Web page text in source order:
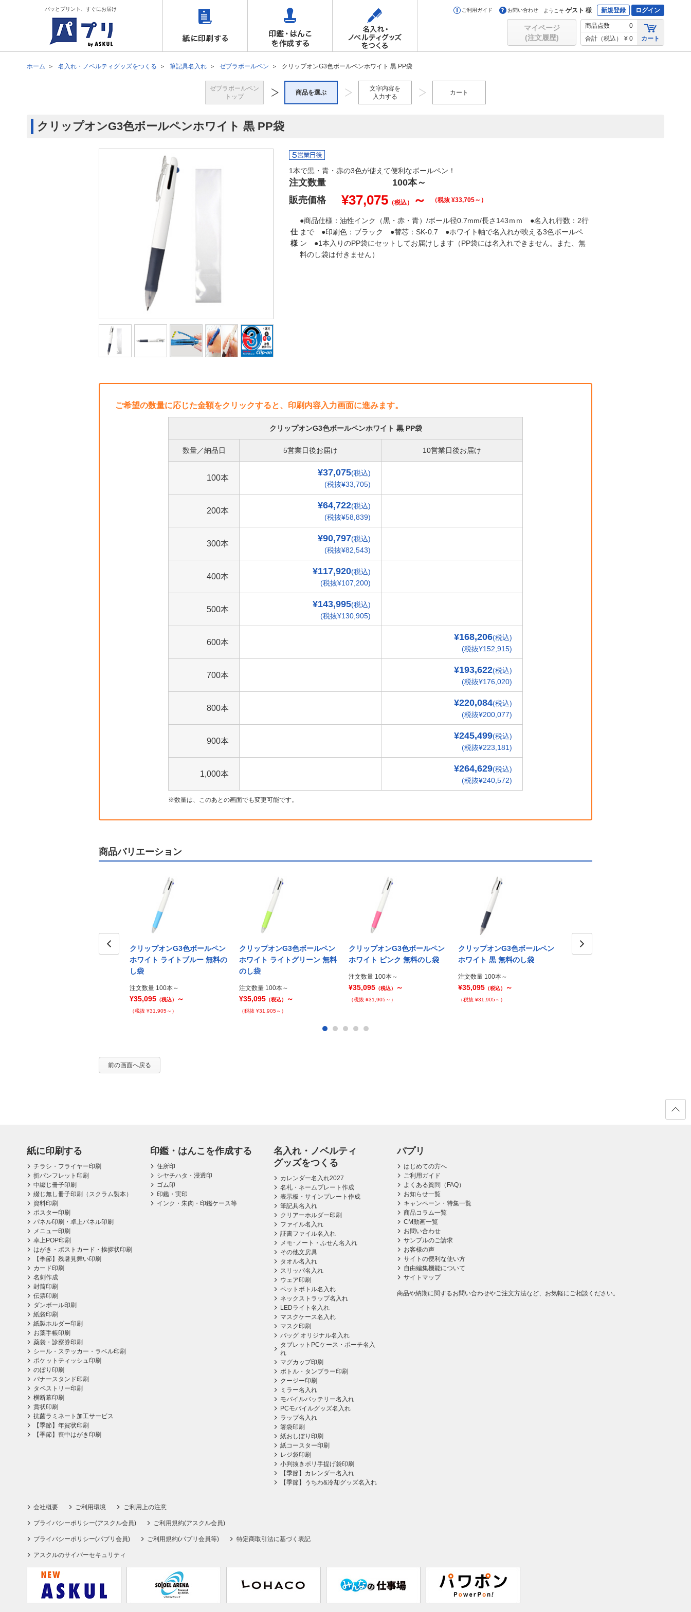
パッとプリント、すぐにお届け ご利用ガイド お問い合わせ ようこそ ゲスト 様 新規登録 ログイン
マイページ
(注文履歴)
商品点数
0
合計（税込）
¥ 0 カート
ホーム 名入れ・ノベルティグッズをつくる 筆記具名入れ ゼブラボールペン クリップオンG3色ボールペンホワイト 黒 PP袋
ゼブラボールペン
トップ
商品を選ぶ
文字内容を
入力する
カート
クリップオンG3色ボールペンホワイト 黒 PP袋
1本で黒・青・赤の3色が使えて便利なボールペン！
注文数量 100本～
販売価格
¥37,075 （税込） ～ （税抜 ¥33,705～）
仕
様
●商品仕様：油性インク（黒・赤・青）/ボール径0.7mm/長さ143ｍｍ ●名入れ行数：2行
まで ●印刷色：ブラック ●替芯：SK-0.7 ●ホワイト軸で名入れが映える3色ボールペ
ン ●1本入りのPP袋にセットしてお届けします（PP袋には名入れできません。また、無
料のし袋は付きません）
ご希望の数量に応じた金額をクリックすると、印刷内容入力画面に進みます。
クリップオンG3色ボールペンホワイト 黒 PP袋
数量／納品日 5営業日後お届け 10営業日後お届け
100本
¥37,075(税込)
(税抜¥33,705)
200本
¥64,722(税込)
(税抜¥58,839)
300本
¥90,797(税込)
(税抜¥82,543)
400本
¥117,920(税込)
(税抜¥107,200)
500本
¥143,995(税込)
(税抜¥130,905)
600本
¥168,206(税込)
(税抜¥152,915)
700本
¥193,622(税込)
(税抜¥176,020)
800本
¥220,084(税込)
(税抜¥200,077)
900本
¥245,499(税込)
(税抜¥223,181)
1,000本
¥264,629(税込)
(税抜¥240,572)
数量は、このあとの画面でも変更可能です。
商品バリエーション
クリップオンG3色ボールペン
クリップオンG3色ボールペン
ホワイト ライトブルー 無料の
し袋
注文数量 100本～
¥35,095 （税込） ～
（税抜 ¥31,905～）
クリップオンG3色ボールペン
ホワイト ライトグリーン 無料
のし袋
注文数量 100本～
¥35,095 （税込） ～
（税抜 ¥31,905～）
クリップオンG3色ボールペン
ホワイト ピンク 無料のし袋
注文数量 100本～
¥35,095 （税込） ～
（税抜 ¥31,905～）
クリップオンG3色ボールペン
ホワイト 黒 無料のし袋
注文数量 100本～
¥35,095 （税込） ～
（税抜 ¥31,905～）
クリップオンG3色ボールペン
前の画面へ戻る
紙に印刷する
チラシ・フライヤー印刷
折パンフレット印刷
中綴じ冊子印刷
綴じ無し冊子印刷（スクラム製本）
資料印刷
ポスター印刷
パネル印刷・卓上パネル印刷
メニュー印刷
卓上POP印刷
はがき・ポストカード・挨拶状印刷
【季節】残暑見舞い印刷
カード印刷
名刺作成
封筒印刷
伝票印刷
ダンボール印刷
紙袋印刷
紙製ホルダー印刷
お薬手帳印刷
薬袋・診察券印刷
シール・ステッカー・ラベル印刷
ポケットティッシュ印刷
のぼり印刷
バナースタンド印刷
タペストリー印刷
横断幕印刷
賞状印刷
抗菌ラミネート加工サービス
【季節】年賀状印刷
【季節】喪中はがき印刷
印鑑・はんこを作成する
住所印
シヤチハタ・浸透印
ゴム印
印鑑・実印
インク・朱肉・印鑑ケース等
名入れ・ノベルティ
グッズをつくる
カレンダー名入れ2027
名札・ネームプレート作成
表示板・サインプレート作成
筆記具名入れ
クリアーホルダー印刷
ファイル名入れ
証書ファイル名入れ
メモ･ノート・ふせん名入れ
その他文房具
タオル名入れ
スリッパ名入れ
ウェア印刷
ペットボトル名入れ
ネックストラップ名入れ
LEDライト名入れ
マスクケース名入れ
マスク印刷
バッグ オリジナル名入れ
タブレットPCケース・ポーチ名入
れ
マグカップ印刷
ボトル・タンブラー印刷
クージー印刷
ミラー名入れ
モバイルバッテリー名入れ
PCモバイルグッズ名入れ
ラップ名入れ
箸袋印刷
紙おしぼり印刷
紙コースター印刷
レジ袋印刷
小判抜きポリ手提げ袋印刷
【季節】カレンダー名入れ
【季節】うちわ&冷却グッズ名入れ
パプリ
はじめての方へ
ご利用ガイド
よくある質問（FAQ）
お知らせ一覧
キャンペーン・特集一覧
商品コラム一覧
CM動画一覧
お問い合わせ
サンプルのご請求
お客様の声
サイトの便利な使い方
自由編集機能について
サイトマップ
商品や納期に関するお問い合わせやご注文方法など、お気軽にご相談ください。
会社概要 ご利用環境 ご利用上の注意
プライバシーポリシー(アスクル会員) ご利用規約(アスクル会員)
プライバシーポリシー(パプリ会員) ご利用規約(パプリ会員等) 特定商取引法に基づく表記
アスクルのサイバーセキュリティ